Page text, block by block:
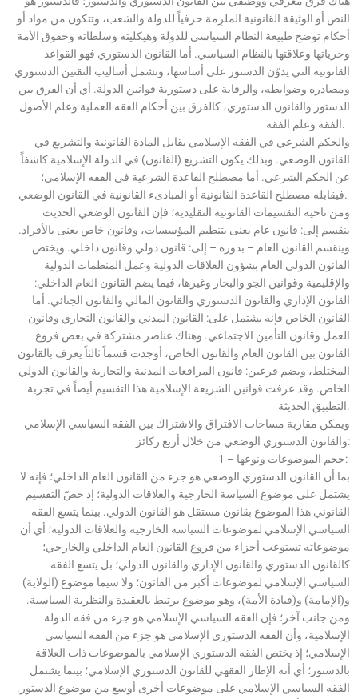
النص أو الوثيقة القانونية الملزِمة حرفياً للدولة والشعب، وتتكون من مواد أو
أحكام توضح طبيعة النظام السياسي للدولة وهيكليته وسلطاته وحقوق الأمة
وحرياتها وعلاقتها بالنظام السياسي. أما القانون الدستوري فهو القواعد
القانونية التي يدوّن الدستور على أساسها، وتشمل أساليب التقنين الدستوري
ومصادره وضوابطه، والرقابة على دستورية قوانين الدولة. أي أن الفرق بين
الدستور والقانون الدستوري، كالفرق بين أحكام الفقه العملية وعلم الأصول
الفقه وعلم الفقه.
القانون الوضعي. وبذلك يكون التشريع (القانون) في الدولة الإسلامية كاشفاً
عن الحكم الشرعي. أما مصطلح القاعدة الشرعية في الفقه الإسلامي؛
فيقابله مصطلح القاعدة القانونية أو المبادىء القانونية في القانون الوضعي.
ينقسم إلى: قانون عام يعنى بتنظيم المؤسسات، وقانون خاص يعنى بالأفراد.
وينقسم القانون العام – بدوره – إلى: قانون دولي وقانون داخلي. ويختص
القانون الدولي العام بشؤون العلاقات الدولية وعمل المنظمات الدولية
والإقليمية وقوانين الجو والبحار وغيرها، فيما يضم القانون العام الداخلي:
القانون الإداري والقانون الدستوري والقانون المالي والقانون الجنائي. أما
القانون الخاص فإنه يشتمل على: القانون المدني والقانون التجاري وقانون
العمل وقانون التأمين الاجتماعي. وهناك عناصر مشتركة في بعض فروع
القانون بين القانون العام والقانون الخاص، أوجدت قسماً ثالثاً يعرف بالقانون
المختلط، ويضم فرعين: قانون المرافعات المدنية والتجارية والقانون الدولي
الخاص. وقد عرفت قوانين الشريعة الإسلامية هذا التقسيم أيضاً في تجربة
التطبيق الحديثة.
والقانون الدستوري الوضعي من خلال أربع ركائز:
1 – حجم الموضوعات ونوعها:
يشتمل على موضوع السياسة الخارجية والعلاقات الدولية؛ إذ خصّ التقسيم
القانوني هذا الموضوع بقانون مستقل هو القانون الدولي. بينما يتسع الفقه
السياسي الإسلامي لموضوعات السياسة الخارجية والعلاقات الدولية؛ أي أن
موضوعاته تستوعب أجزاء من فروع القانون العام الداخلي والخارجي؛
كالقانون الدستوري والقانون الإداري والقانون الدولي؛ بل يتسع الفقه
السياسي الإسلامي لموضوعات أكبر من القانون؛ ولا سيما موضوع (الولاية)
و(الإمامة) و(قيادة الأمة)، وهو موضوع يرتبط بالعقيدة والنظرية السياسية.
ومن جانب آخر؛ فإن الفقه السياسي الإسلامي هو جزء من فقه الدولة
الإسلامية، وأن الفقه الدستوري الإسلامي هو جزء من الفقه السياسي
الإسلامي؛ إذ يختص الفقه الدستوري الإسلامي بالموضوعات ذات العلاقة
بالدستور؛ أي أنه الإطار الفقهي للقانون الدستوري الإسلامي؛ بينما يشتمل
الفقه السياسي الإسلامي على موضوعات أخرى أوسع من موضوع الدستور.